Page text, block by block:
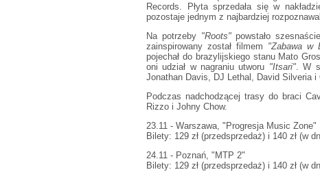
Records. Płyta sprzedała się w
pozostaje jednym z najbardziej
Na potrzeby "Roots"powstało
zainspirowany został filmem "Zabawa w
pojechał do brazylijskiego stanu Mato
oni udział w nagraniu utworu "Itsari". W
Jonathan Davis, DJ Lethal, David Silveria i
Podczas nadchodzącej trasy do braci
Rizzo i Johny Chow.
23.11 - Warszawa, "Progresja Music Zone"
Bilety: 129 zł (przedsprzedaż) i 140 zł (w
24.11 - Poznań, "MTP 2"
Bilety: 129 zł (przedsprzedaż) i 140 zł (w